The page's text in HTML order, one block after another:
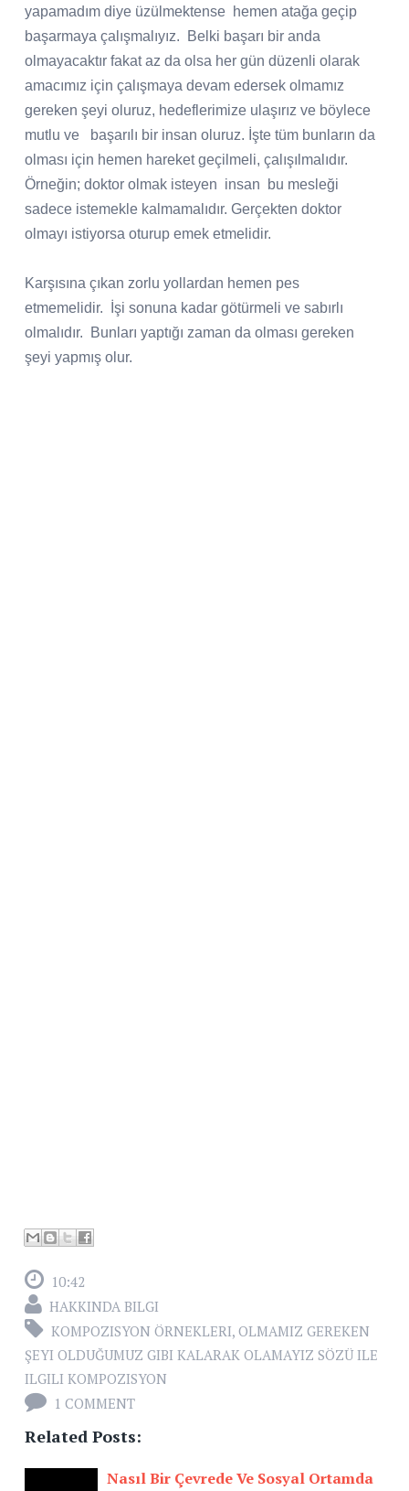
yapamadım diye üzülmektense hemen atağa geçip
başarmaya çalışmalıyız.
Belki başarı bir anda
olmayacaktır fakat az da olsa her gün düzenli olarak
amacımız için çalışmaya devam edersek olmamız
gereken şeyi oluruz, hedeflerimize ulaşırız ve böylece
mutlu ve
başarılı bir insan oluruz. İşte tüm bunların da
olması için hemen hareket geçilmeli, çalışılmalıdır.
Örneğin; doktor olmak isteyen insan
bu mesleği
sadece istemekle kalmamalıdır. Gerçekten doktor
olmayı istiyorsa oturup emek etmelidir.
Karşısına çıkan zorlu yollardan hemen pes
etmemelidir.
İşi sonuna kadar götürmeli ve sabırlı
olmalıdır.
Bunları yaptığı zaman da olması gereken
şeyi yapmış olur.
10:42
HAKKINDA BILGI
KOMPOZISYON ÖRNEKLERI, OLMAMIZ GEREKEN
ŞEYI OLDUĞUMUZ GIBI KALARAK OLAMAYIZ SÖZÜ ILE
ILGILI KOMPOZISYON
1 COMMENT
Related Posts:
Nasıl Bir Çevrede Ve Sosyal Ortamda